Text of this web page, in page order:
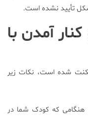
تأیید نشده است.
آمدن با
شده است، نکات زیر
که کودک شما در